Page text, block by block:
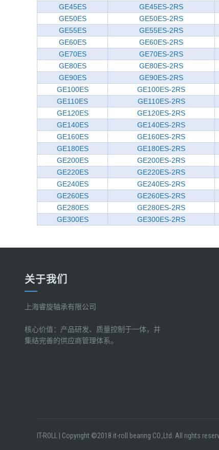
GE45ES
GE45ES-2RS
GE50ES
GE50ES-2RS
GE55ES
GE55ES-2RS
GE60ES
GE60ES-2RS
GE70ES
GE70ES-2RS
GE80ES
GE80ES-2RS
GE90ES
GE90ES-2RS
GE100ES
GE100ES-2RS
GE110ES
GE110ES-2RS
GE120ES
GE120ES-2RS
GE140ES
GE140ES-2RS
GE160ES
GE160ES-2RS
GE180ES
GE180ES-2RS
GE200ES
GE200ES-2RS
GE220ES
GE220ES-2RS
GE240ES
GE240ES-2RS
GE260ES
GE260ES-2RS
GE280ES
GE280ES-2RS
GE300ES
GE300ES-2RS
关于我们
上海睿旋轴承有限公司
核心价值：产品研发、质量控制于一体，并
集结完善的供应商管理体系。
IT-ROLL Copyright ©2018 it-roll bearing CO.,Ltd. All rights